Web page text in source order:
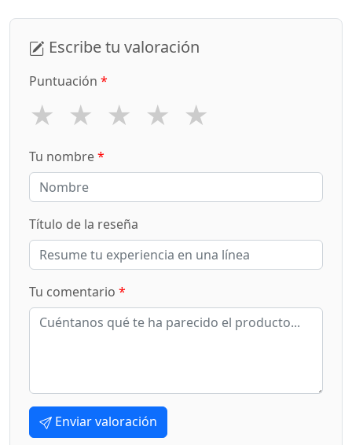
Escribe tu valoración
Puntuación *
★ ★ ★ ★ ★
Tu nombre*
Título de la reseña
Tu comentario *
Enviar valoración